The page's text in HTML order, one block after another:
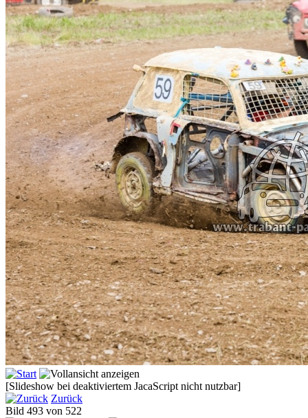
[Slideshow bei deaktiviertem JacaScript nicht nutzbar]
Zurück
Bild 493 von 522